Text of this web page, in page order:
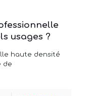
usages ?
haute densité
de